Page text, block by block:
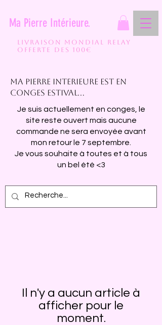
Ma Pierre Intérieure.
Livraison mondial relay
Offerte des 100€
Ma pierre interieure est en
conges estival...
Je suis actuellement en conges, le
site reste ouvert mais aucune
commande ne sera envoyée avant
mon retour le 7 septembre.
Je vous souhaite à toutes et à tous
un bel été <3
Il n'y a aucun article à
afficher pour le
moment.